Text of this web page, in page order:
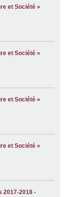
et Société »
et Société »
et Société »
et Société »
2017-2018 -